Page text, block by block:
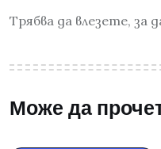
Трябва да влезете, за
Може да